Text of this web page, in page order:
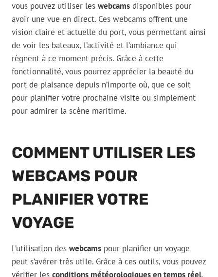
vous pouvez utiliser les webcams disponibles pour
avoir une vue en direct. Ces webcams offrent une
vision claire et actuelle du port, vous permettant ainsi
de voir les bateaux, l’activité et l’ambiance qui
règnent à ce moment précis. Grâce à cette
fonctionnalité, vous pourrez apprécier la beauté du
port de plaisance depuis n’importe où, que ce soit
pour planifier votre prochaine visite ou simplement
pour admirer la scène maritime.
COMMENT UTILISER LES
WEBCAMS POUR
PLANIFIER VOTRE
VOYAGE
L’utilisation des webcams pour planifier un voyage
peut s’avérer très utile. Grâce à ces outils, vous pouvez
vérifier les conditions météorologiques en temps réel,